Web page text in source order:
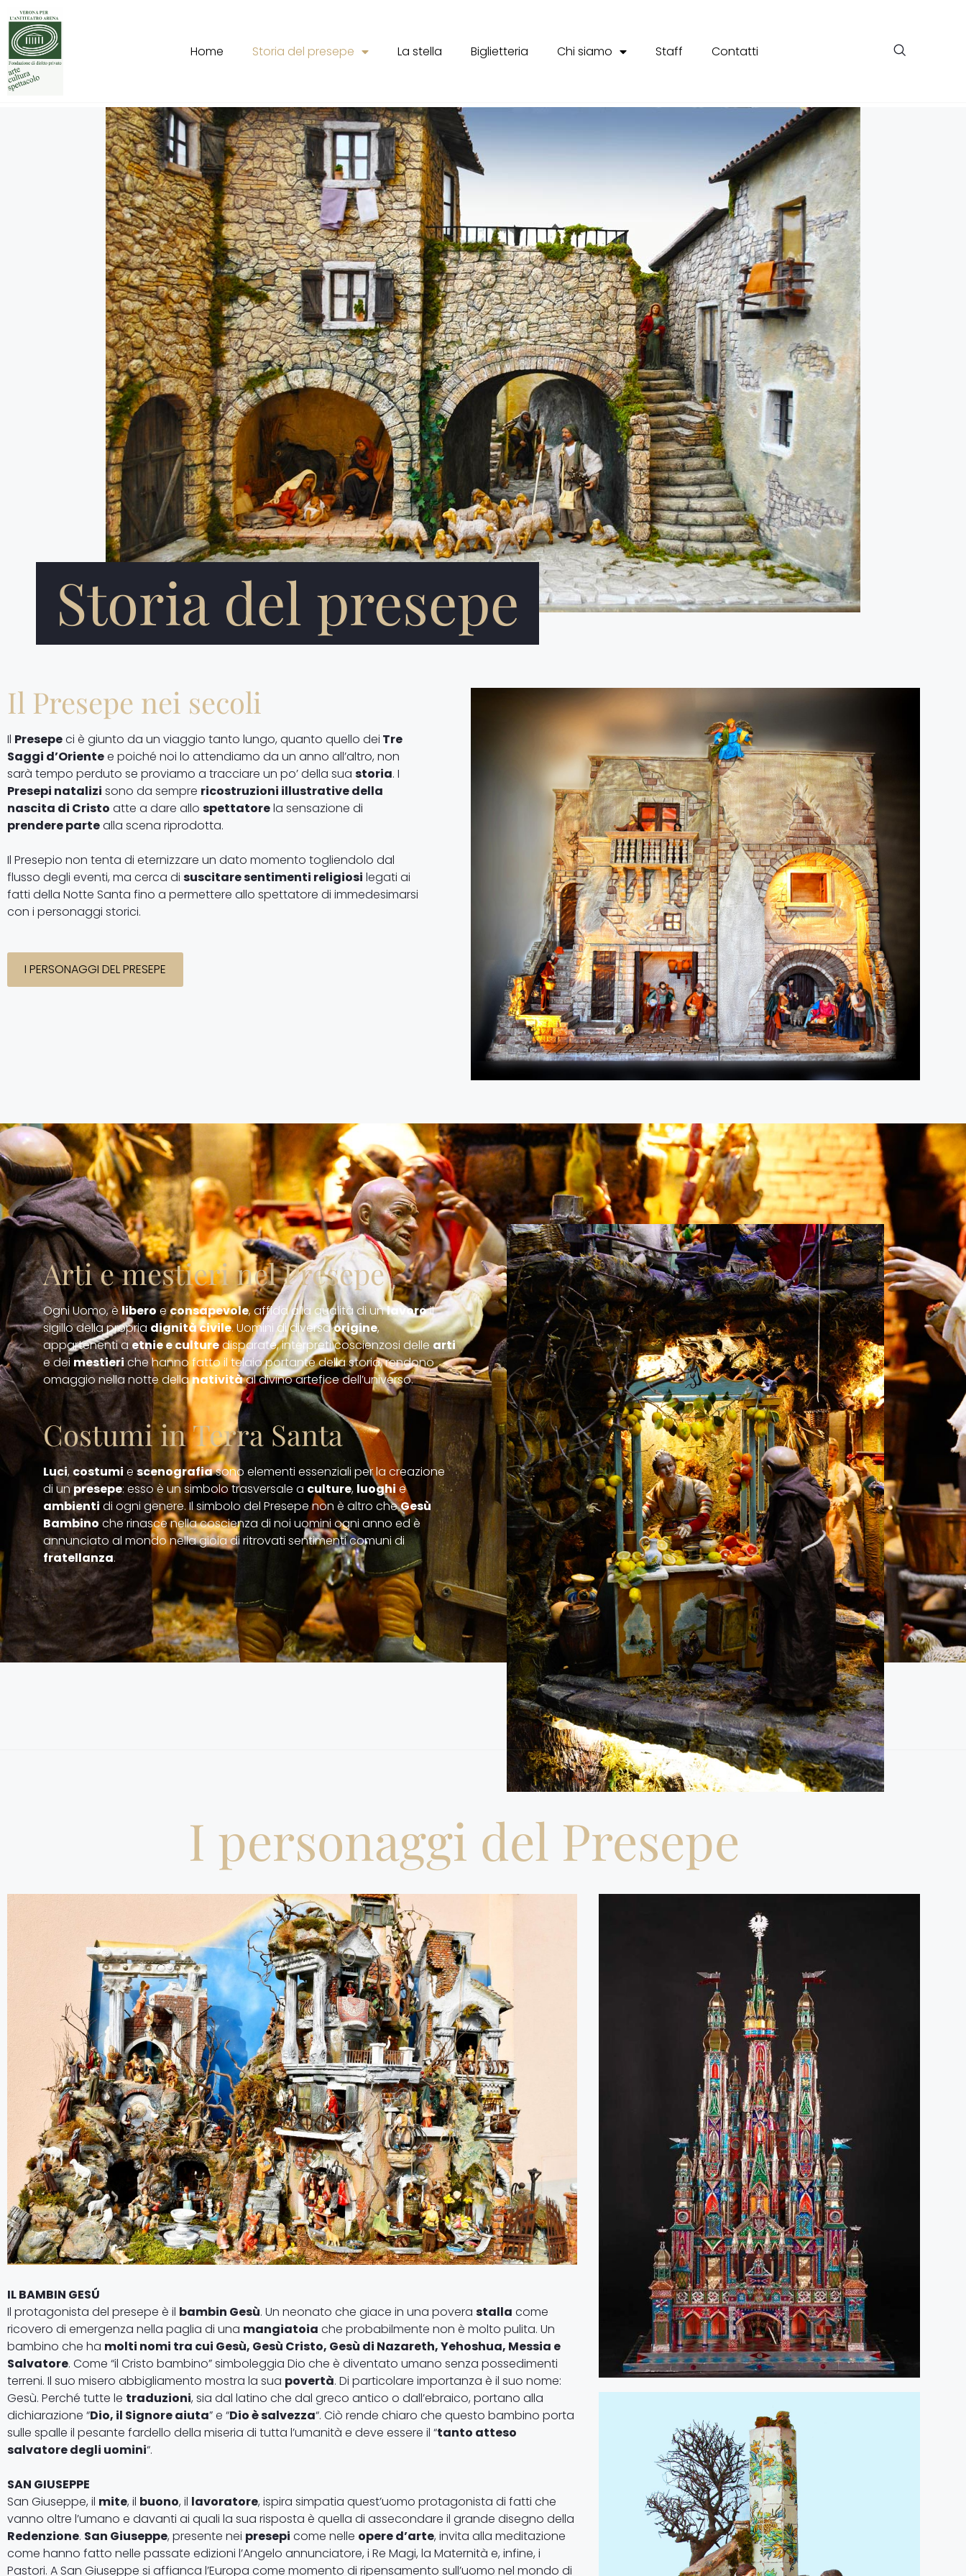
Home Storia del presepe La stella Biglietteria Chi siamo Staff Contatti
Storia del presepe
Il Presepe nei secoli
Il Presepeci è giunto da un viaggio tanto lungo, quanto quello dei Tre
Saggi d’Orientee poiché noi lo attendiamo da un anno all’altro, non
sarà tempo perduto se proviamo a tracciare un po’ della sua storia. I
Presepi natalizi sono da sempre ricostruzioni illustrative della
nascita di Cristo atte a dare allo spettatorela sensazione di
prendere partealla scena riprodotta.
Il Presepio non tenta di eternizzare un dato momento togliendolo dal
flusso degli eventi, ma cerca di suscitare sentimenti religiosi legati ai
fatti della Notte Santa fino a permettere allo spettatore di immedesimarsi
con i personaggi storici.
I PERSONAGGI DEL PRESEPE
Arti e mestieri nel Presepe
Ogni Uomo, èlibero econsapevole, affida alla qualità di unlavoroil
sigillo della propria dignità civile. Uomini di diversaorigine,
appartenenti aetnie e culturedisparate, interpreti coscienzosi delle arti
e dei mestieriche hanno fatto il telaio portante della storia, rendono
omaggio nella notte dellanativitàal divino artefice dell’universo.
Costumi in Terra Santa
Luci,costumi escenografiasono elementi essenziali per la creazione
di unpresepe: esso è un simbolo trasversale a culture, luoghi e
ambienti di ogni genere. Il simbolo del Presepe non è altro cheGesù
Bambino che rinasce nella coscienza di noi uomini ogni anno ed è
annunciato al mondo nella gioia di ritrovati sentimenti comuni di
fratellanza.
I personaggi del Presepe
IL BAMBIN GESÚ
Il protagonista del presepe è il bambin Gesù. Un neonato che giace in una povera stalla come
ricovero di emergenza nella paglia di una mangiatoia che probabilmente non è molto pulita. Un
bambino che ha molti nomi tra cui Gesù, Gesù Cristo, Gesù di Nazareth, Yehoshua, Messia e
Salvatore. Come “il Cristo bambino” simboleggia Dio che è diventato umano senza possedimenti
terreni. Il suo misero abbigliamento mostra la sua povertà. Di particolare importanza è il suo nome:
Gesù. Perché tutte le traduzioni, sia dal latino che dal greco antico o dall’ebraico, portano alla
dichiarazione “Dio, il Signore aiuta” e “Dio è salvezza“. Ciò rende chiaro che questo bambino porta
sulle spalle il pesante fardello della miseria di tutta l’umanità e deve essere il “tanto atteso
salvatore degli uomini“.
SAN GIUSEPPE
San Giuseppe, il mite, il buono, il lavoratore, ispira simpatia quest’uomo protagonista di fatti che
vanno oltre l’umano e davanti ai quali la sua risposta è quella di assecondare il grande disegno della
Redenzione. San Giuseppe, presente nei presepi come nelle opere d’arte, invita alla meditazione
come hanno fatto nelle passate edizioni l’Angelo annunciatore, i Re Magi, la Maternità e, infine, i
Pastori. A San Giuseppe si affianca l’Europa come momento di ripensamento sull’uomo nel mondo di